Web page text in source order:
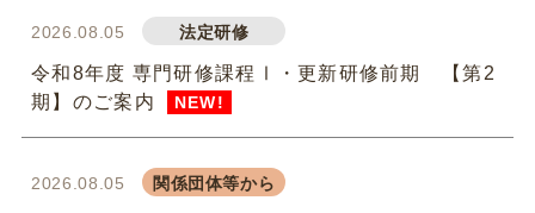
2026.08.05 法定研修
令和8年度 専門研修課程Ⅰ・更新研修前期 【第2
期】のご案内
NEW!
2026.08.05 関係団体等から